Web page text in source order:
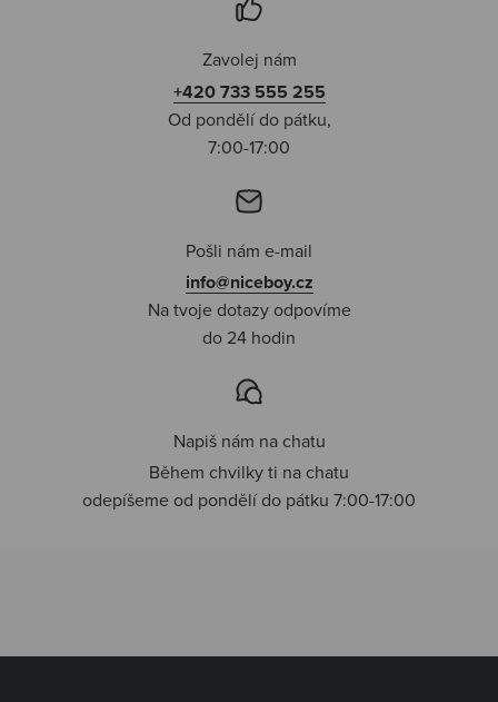
Zavolej nám
+420 733 555 255
Od pondělí do pátku,
7:00-17:00
Pošli nám e-mail
info@niceboy.cz
Na tvoje dotazy odpovíme
do 24 hodin
Napiš nám na chatu
Během chvilky ti na chatu
odepíšeme od pondělí do pátku 7:00-17:00